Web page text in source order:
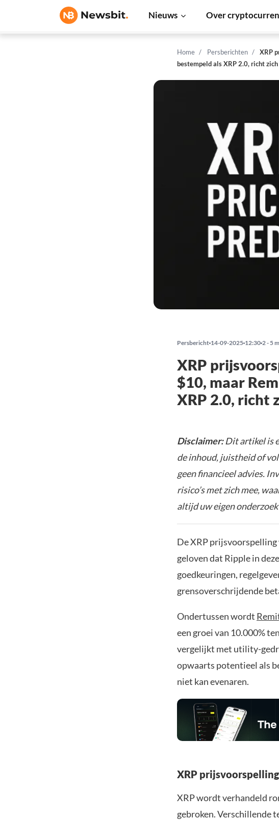
Nieuws Over
Home Persberichten
XRP
bestempeld als XRP 2.0, richt
Persbericht 14-09-2025 12:30 2 - 5
XRP
$10, maar
XRP 2.0, richt
Disclaimer:Dit artikel is
de inhoud, juistheid of
geen financieel advies.
risico’s met zich mee,
altijd uw eigen
De XRP
geloven dat Ripple in
goedkeuringen,
grensoverschrijdende
Ondertussen wordt
een groei van 10.000%
vergelijkt met utility-
opwaarts potentieel als
niet kan evenaren.
XRP
XRP wordt verhandeld
gebroken. Verschillende